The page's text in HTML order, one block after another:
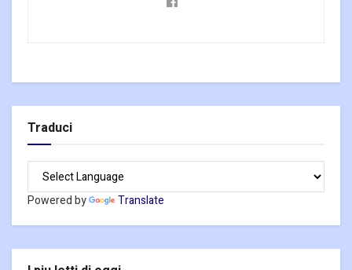
Traduci
Powered by Translate